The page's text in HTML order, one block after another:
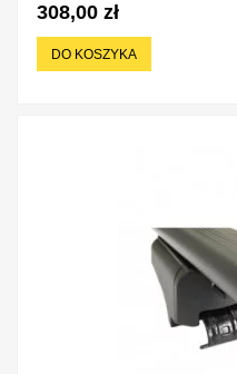
308,00 zł
DO KOSZYKA